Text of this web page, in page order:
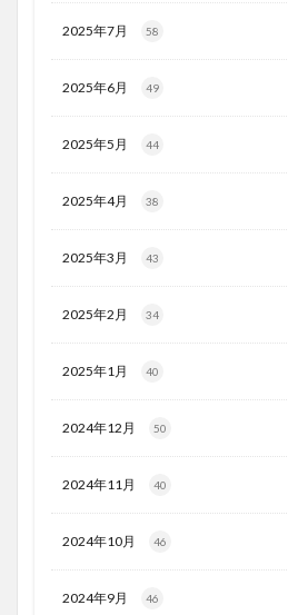
2025年7月 58
2025年6月 49
2025年5月 44
2025年4月 38
2025年3月 43
2025年2月 34
2025年1月 40
2024年12月 50
2024年11月 40
2024年10月 46
2024年9月 46